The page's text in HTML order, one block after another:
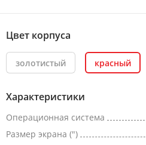
Цвет корпуса
золотистый красный
Характеристики
Операционная система
Размер экрана (")